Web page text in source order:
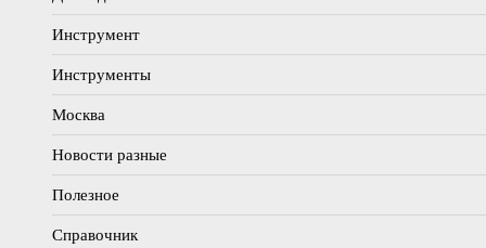
Инструмент
Инструменты
Москва
Новости разные
Полезное
Справочник